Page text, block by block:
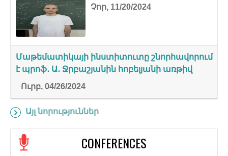
Չոր, 11/20/2024
Մաթեմատիկայի ինստիտուտը շնորհավորում
է պրոֆ․ Ա․ Ջրբաշյանին հոբելյանի առթիվ
Ուրբ, 04/26/2024
Այլ նորություններ
CONFERENCES